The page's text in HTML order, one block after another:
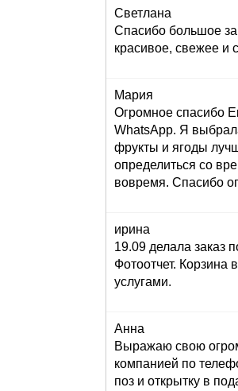
Светлана
Спасибо большое
красивое, свежее и
Мария
Огромное спасибо
WhatsApp. Я
фрукты и ягоды
определиться со
вовремя. Спасибо
ирина
19.09 делала заказ
Фотоотчет.
услугами.
Анна
Выражаю свою
компанией по
поз и открытку в